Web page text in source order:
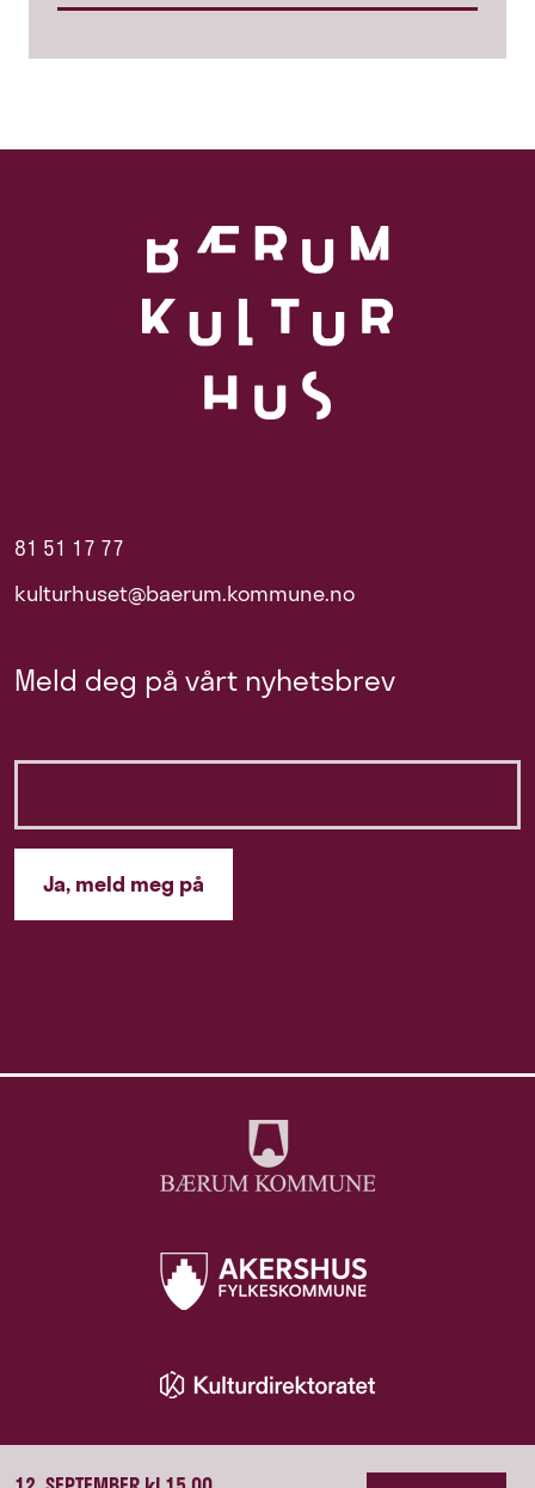
81 51 17 77
kulturhuset@baerum.kommune.no
Meld deg på vårt nyhetsbrev